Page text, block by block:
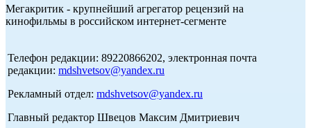
Мегакритик - крупнейший агрегатор рецензий на
кинофильмы в российском интернет-сегменте
Телефон редакции: 89220866202, электронная почта
редакции: mdshvetsov@yandex.ru
Рекламный отдел: mdshvetsov@yandex.ru
Главный редактор Швецов Максим Дмитриевич